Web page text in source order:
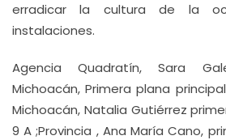
erradicar la cultura de la
instalaciones.
Agencia Quadratín, Sara
Michoacán, Primera plana
Michoacán, Natalia Gutiérrez
9 A ;Provincia , Ana María Cano,